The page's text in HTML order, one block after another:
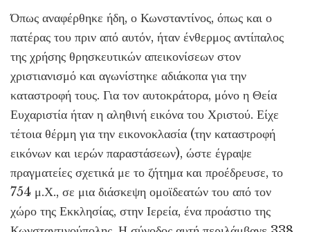
Όπως αναφέρθηκε ήδη, ο Κωνσταντίνος, όπως και ο
πατέρας του πριν από αυτόν, ήταν ένθερμος αντίπαλος
της χρήσης θρησκευτικών απεικονίσεων στον
χριστιανισμό και αγωνίστηκε αδιάκοπα για την
καταστροφή τους. Για τον αυτοκράτορα, μόνο η Θεία
Ευχαριστία ήταν η αληθινή εικόνα του Χριστού. Είχε
τέτοια θέρμη για την εικονοκλασία (την καταστροφή
εικόνων και ιερών παραστάσεων), ώστε έγραψε
πραγματείες σχετικά με το ζήτημα και προέδρευσε, το
754 μ.Χ., σε μια διάσκεψη ομοϊδεατών του από τον
χώρο της Εκκλησίας, στην Ιερεία, ένα προάστιο της